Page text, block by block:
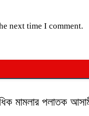
next time I comment.
মামলার পলাতক